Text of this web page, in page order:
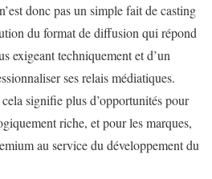
donc pas un simple fait de casting
du format de diffusion qui répond
exigeant techniquement et d’un
ses relais médiatiques.
signifie plus d’opportunités pour
riche, et pour les marques,
au service du développement du